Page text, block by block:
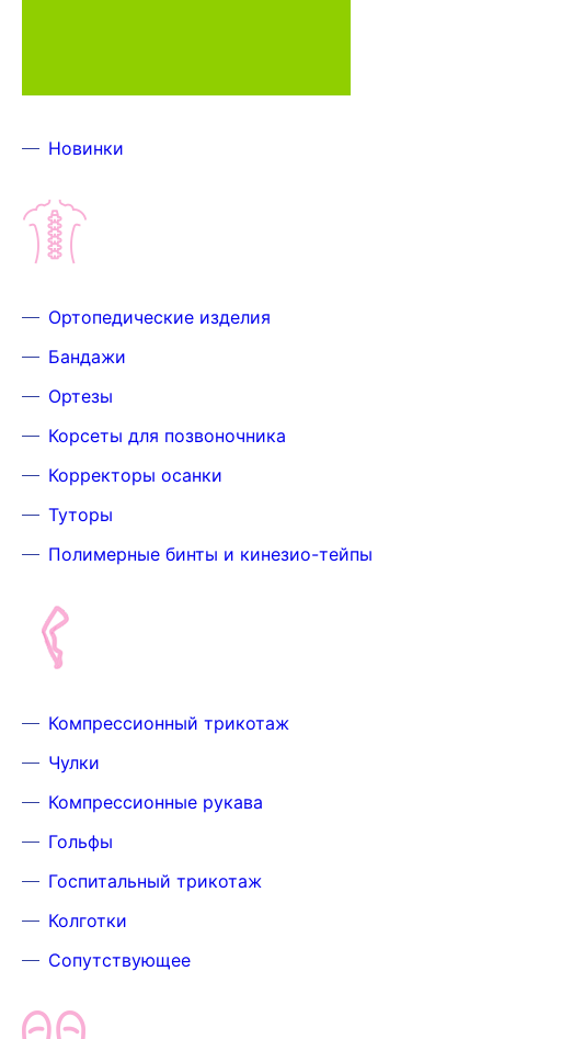
Новинки
Ортопедические изделия
Бандажи
Ортезы
Корсеты для позвоночника
Корректоры осанки
Туторы
Полимерные бинты и кинезио-тейпы
Компрессионный трикотаж
Чулки
Компрессионные рукава
Гольфы
Госпитальный трикотаж
Колготки
Сопутствующее